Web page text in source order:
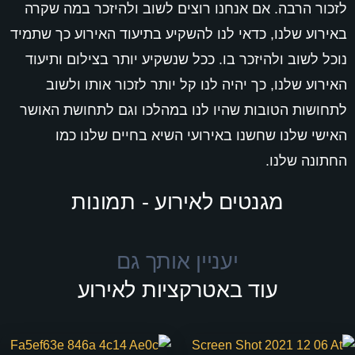
לזכור הרבה. אם אנחנו רוצים לשוב ולהיזכר במה שקרה
באירוע שלנו, כדאי לנו להשקיע בתיעוד האירוע כך שתמיד
נוכל לשוב ולהיזכר בו. ככל שנשקיע יותר בצילום ותיעוד
האירוע שלנו, כך יהיה לנו קל יותר לזכור אותו ולשוב
לתחושות הטובות שהיו לנו במהלכו וגם לתחושת האושר
האישי שלנו שחשנו באירועי השיא בחיים שלנו כמו
החתונה שלנו.
מגנטים לאירוע - תמונות
יעניין אותך גם
עוד באטרקציות לאירוע